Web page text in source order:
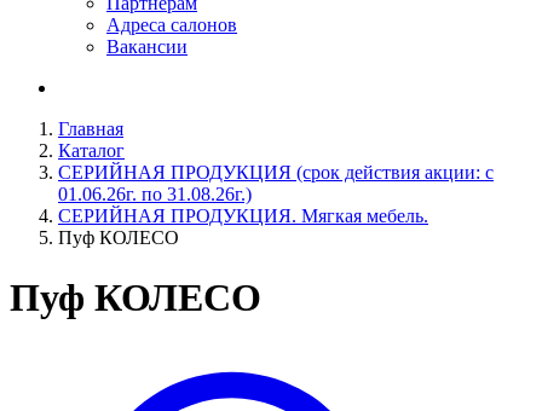
Адреса салонов
Вакансии
Главная
Каталог
СЕРИЙНАЯ ПРОДУКЦИЯ (срок действия акции: с
01.06.26г. по 31.08.26г.)
СЕРИЙНАЯ ПРОДУКЦИЯ. Мягкая мебель.
Пуф КОЛЕСО
Пуф КОЛЕСО